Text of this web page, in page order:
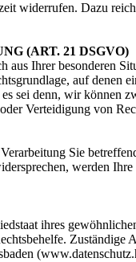
widerrufen. Dazu
(ART. 21 DSGVO)
Ihrer besonderen
auf denen
sei denn, wir können
Verteidigung von
Sie
werden Ihre
ihres
Zuständige